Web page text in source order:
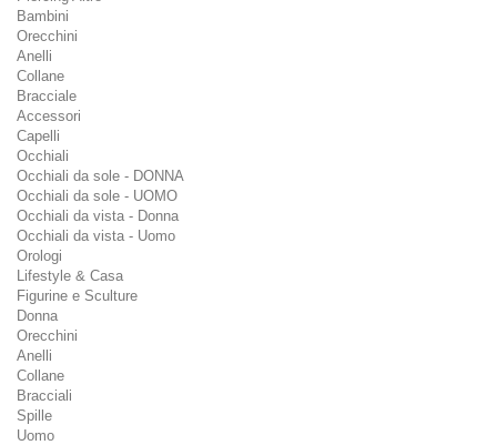
Bambini
Orecchini
Anelli
Collane
Bracciale
Accessori
Capelli
Occhiali
Occhiali da sole - DONNA
Occhiali da sole - UOMO
Occhiali da vista - Donna
Occhiali da vista - Uomo
Orologi
Lifestyle & Casa
Figurine e Sculture
Donna
Orecchini
Anelli
Collane
Bracciali
Spille
Uomo